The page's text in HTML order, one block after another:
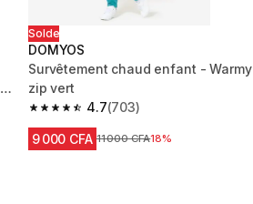
Solde
DOMYOS
Survêtement chaud enfant - Warmy
zip vert
4.7
4.7 out of 5 stars from 703 reviews
(703)
9 000 CFA Prix avant réduction
11 000 CFA18%